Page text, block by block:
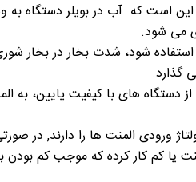
این است که آب در بویلر دستگاه
می شود.
شود، شدت بخار در بخار
گذارد.
دستگاه های با کیفیت پایین، به
ورودی المنت ها را دارند, در
یا کم کار کرده که موجب کم بودن